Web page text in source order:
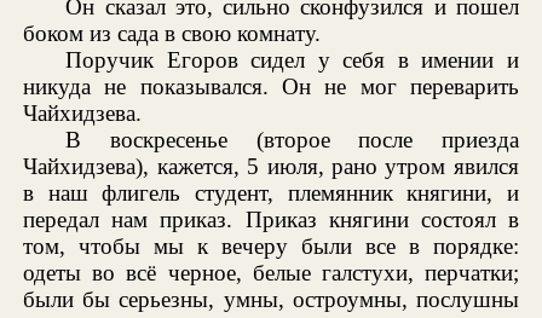
Он сказал это, сильно сконфузился и пошел
боком из сада в свою комнату.
Поручик Егоров сидел у себя в имении и
никуда не показывался. Он не мог переварить
Чайхидзева.
В воскресенье (второе после приезда
Чайхидзева), кажется, 5 июля, рано утром явился
в наш флигель студент, племянник княгини, и
передал нам приказ. Приказ княгини состоял в
том, чтобы мы к вечеру были все в порядке:
одеты во всё черное, белые галстухи, перчатки;
были бы серьезны, умны, остроумны, послушны